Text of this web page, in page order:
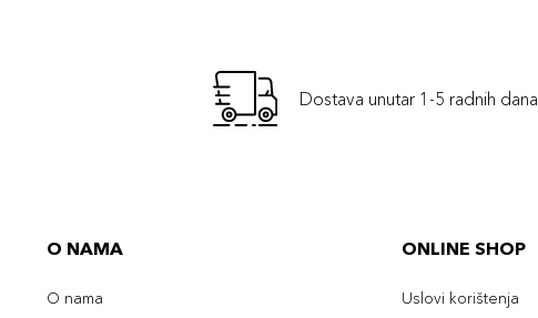
Dostava unutar 1-5 radnih dana
O NAMA
O nama
ONLINE SHOP
Uslovi korištenja